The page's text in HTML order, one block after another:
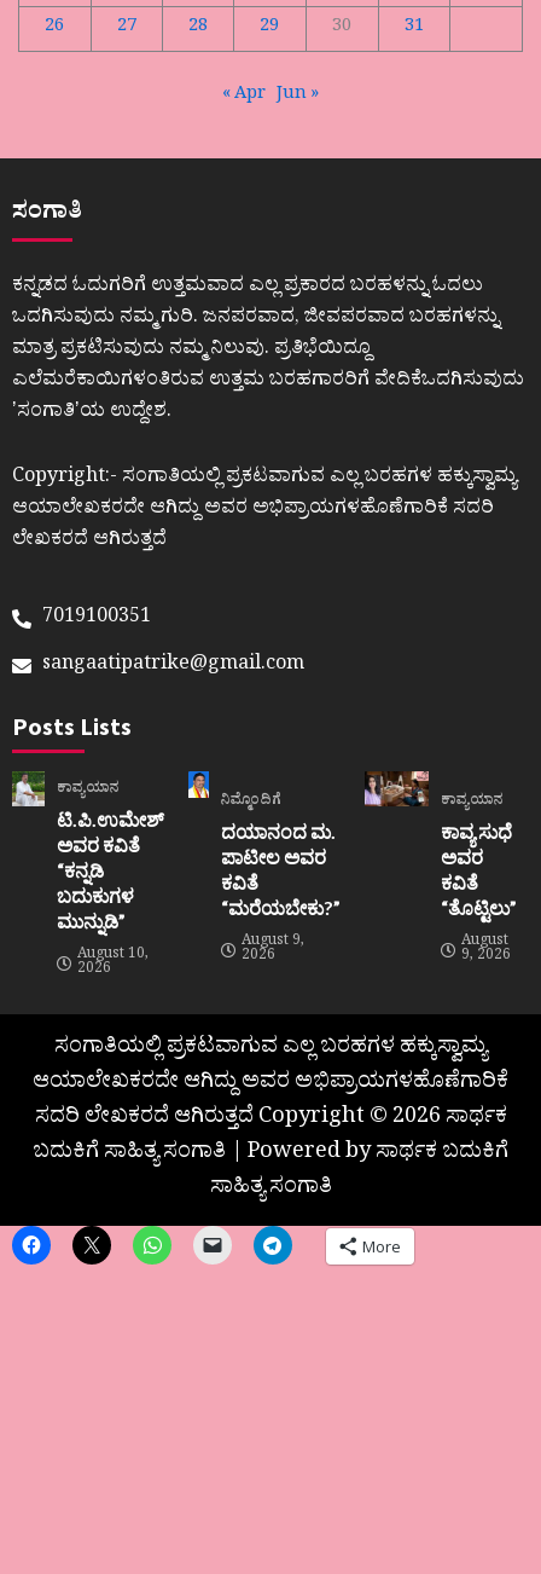
26
27 28 29 30 31
« Apr Jun »
ಸಂಗಾತಿ
ಕನ್ನಡದ ಓದುಗರಿಗೆ ಉತ್ತಮವಾದ ಎಲ್ಲ ಪ್ರಕಾರದ ಬರಹಳನ್ನು ಓದಲು
ಒದಗಿಸುವುದು ನಮ್ಮ ಗುರಿ. ಜನಪರವಾದ, ಜೀವಪರವಾದ ಬರಹಗಳನ್ನು
ಮಾತ್ರ ಪ್ರಕಟಿಸುವುದು ನಮ್ಮ ನಿಲುವು. ಪ್ರತಿಭೆಯಿದ್ದೂ
ಎಲೆಮರೆಕಾಯಿಗಳಂತಿರುವ ಉತ್ತಮ ಬರಹಗಾರರಿಗೆ ವೇದಿಕೆಒದಗಿಸುವುದು
ʼಸಂಗಾತಿʼಯ ಉದ್ದೇಶ.
Copyright:- ಸಂಗಾತಿಯಲ್ಲಿ ಪ್ರಕಟವಾಗುವ ಎಲ್ಲ ಬರಹಗಳ ಹಕ್ಕುಸ್ವಾಮ್ಯ
ಆಯಾಲೇಖಕರದೇ ಆಗಿದ್ದು ಅವರ ಅಭಿಪ್ರಾಯಗಳಹೊಣೆಗಾರಿಕೆ ಸದರಿ
ಲೇಖಕರದೆ ಆಗಿರುತ್ತದೆ
7019100351
sangaatipatrike@gmail.com
Posts Lists
ಕಾವ್ಯಯಾನ
ಟಿ.ಪಿ.ಉಮೇಶ್
ಅವರ ಕವಿತೆ
“ಕನ್ನಡಿ
ಬದುಕುಗಳ
ಮುನ್ನುಡಿ”
August 10,
2026
ನಿಮ್ಮೊಂದಿಗೆ
ದಯಾನಂದ ಮ.
ಪಾಟೀಲ ಅವರ
ಕವಿತೆ
“ಮರೆಯಬೇಕು?”
August 9,
2026
ಕಾವ್ಯಯಾನ
ಕಾವ್ಯ ಸುಧೆ
ಅವರ
ಕವಿತೆ
“ತೊಟ್ಟಿಲು”
August
9, 2026
ಸಂಗಾತಿಯಲ್ಲಿ ಪ್ರಕಟವಾಗುವ ಎಲ್ಲ ಬರಹಗಳ ಹಕ್ಕುಸ್ವಾಮ್ಯ
ಆಯಾಲೇಖಕರದೇ ಆಗಿದ್ದು ಅವರ ಅಭಿಪ್ರಾಯಗಳಹೊಣೆಗಾರಿಕೆ
ಸದರಿ ಲೇಖಕರದೆ ಆಗಿರುತ್ತದೆ Copyright © 2026 ಸಾರ್ಥಕ
ಬದುಕಿಗೆ ಸಾಹಿತ್ಯ ಸಂಗಾತಿ | Powered by ಸಾರ್ಥಕ ಬದುಕಿಗೆ
ಸಾಹಿತ್ಯ ಸಂಗಾತಿ
More